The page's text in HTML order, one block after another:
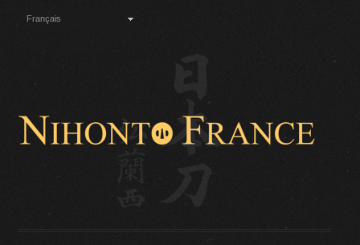
Français